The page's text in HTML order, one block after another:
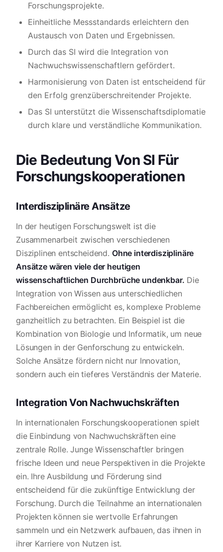
Forschungsprojekte.
Einheitliche Messstandards erleichtern den
Austausch von Daten und Ergebnissen.
Durch das SI wird die Integration von
Nachwuchswissenschaftlern gefördert.
Harmonisierung von Daten ist entscheidend für
den Erfolg grenzüberschreitender Projekte.
Das SI unterstützt die Wissenschaftsdiplomatie
durch klare und verständliche Kommunikation.
Die Bedeutung Von SI Für
Forschungskooperationen
Interdisziplinäre Ansätze
In der heutigen Forschungswelt ist die
Zusammenarbeit zwischen verschiedenen
Disziplinen entscheidend. Ohne interdisziplinäre
Ansätze wären viele der heutigen
wissenschaftlichen Durchbrüche undenkbar. Die
Integration von Wissen aus unterschiedlichen
Fachbereichen ermöglicht es, komplexe Probleme
ganzheitlich zu betrachten. Ein Beispiel ist die
Kombination von Biologie und Informatik, um neue
Lösungen in der Genforschung zu entwickeln.
Solche Ansätze fördern nicht nur Innovation,
sondern auch ein tieferes Verständnis der Materie.
Integration Von Nachwuchskräften
In internationalen Forschungskooperationen spielt
die Einbindung von Nachwuchskräften eine
zentrale Rolle. Junge Wissenschaftler bringen
frische Ideen und neue Perspektiven in die Projekte
ein. Ihre Ausbildung und Förderung sind
entscheidend für die zukünftige Entwicklung der
Forschung. Durch die Teilnahme an internationalen
Projekten können sie wertvolle Erfahrungen
sammeln und ein Netzwerk aufbauen, das ihnen in
ihrer Karriere von Nutzen ist.